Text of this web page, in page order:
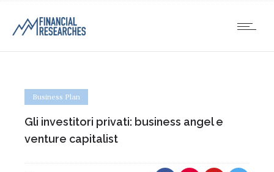
Business Plan
Gli investitori privati: business angel e
venture capitalist